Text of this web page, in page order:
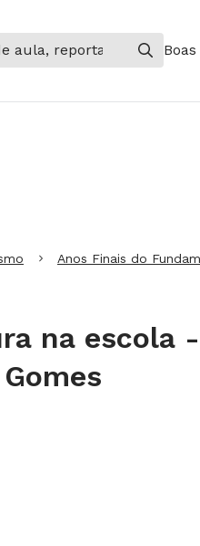
Anos Finais do
na escola